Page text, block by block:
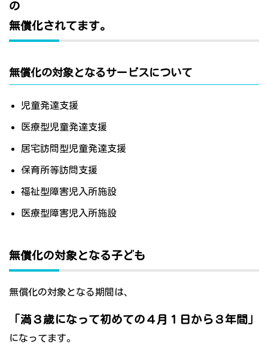
の
無償化されてます。
無償化の対象となるサービスについて
児童発達支援
医療型児童発達支援
居宅訪問型児童発達支援
保育所等訪問支援
福祉型障害児入所施設
医療型障害児入所施設
無償化の対象となる子ども
無償化の対象となる期間は、
「満３歳になって初めての４月１日から３年間」
になってます。